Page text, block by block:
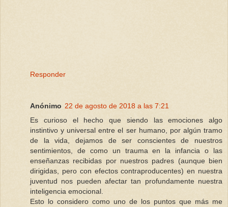
Responder
Anónimo 22 de agosto de 2018 a las 7:21
Es curioso el hecho que siendo las emociones algo
instintivo y universal entre el ser humano, por algún tramo
de la vida, dejamos de ser conscientes de nuestros
sentimientos, de como un trauma en la infancia o las
enseñanzas recibidas por nuestros padres (aunque bien
dirigidas, pero con efectos contraproducentes) en nuestra
juventud nos pueden afectar tan profundamente nuestra
inteligencia emocional.
Esto lo considero como uno de los puntos que más me